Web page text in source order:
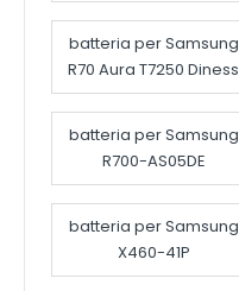
batteria per Samsung
R70 Aura T7250 Diness
batteria per Samsung
R700-AS05DE
batteria per Samsung
X460-41P